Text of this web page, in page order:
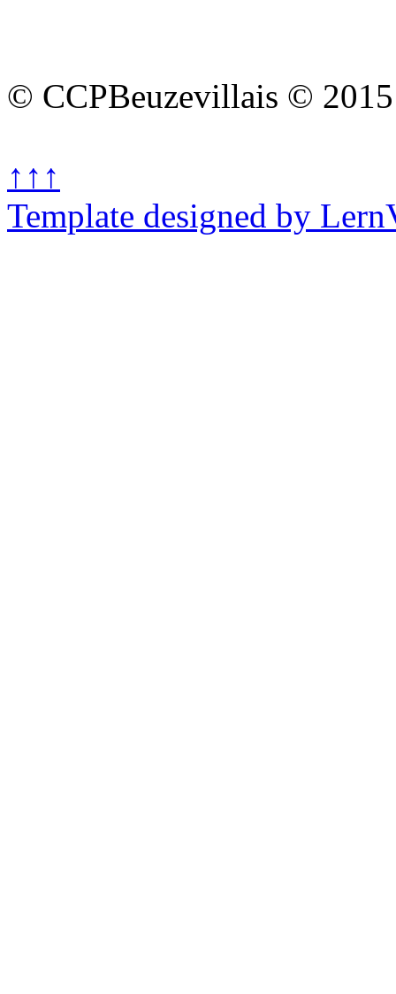
© CCPBeuzevillais © 2015
↑↑↑
Template designed by